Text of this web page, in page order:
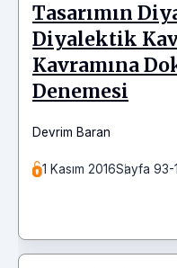
Tasarımın
Diyalektik
Kavramına
Denemesi
Devrim Baran
1 Kasım 2016Sayfa 93-